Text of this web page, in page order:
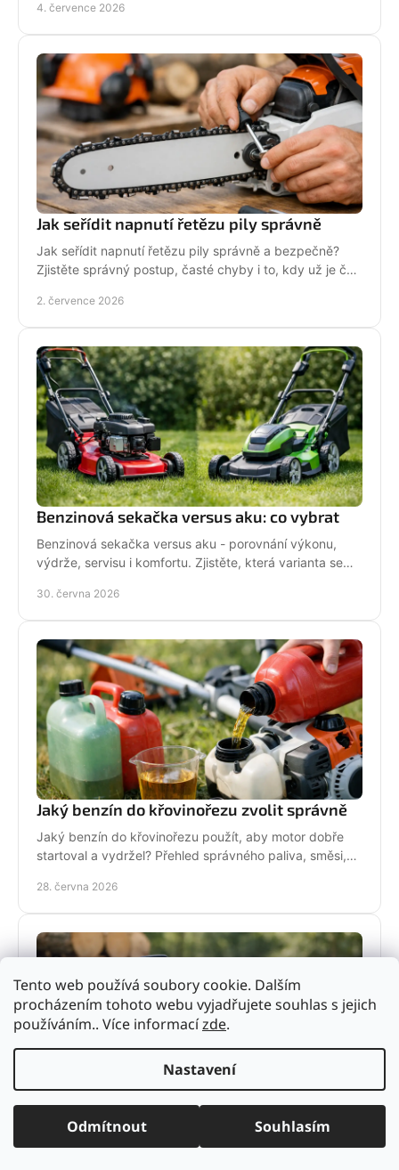
Tento web používá soubory cookie. Dalším
procházením tohoto webu vyjadřujete souhlas s jejich
používáním.. Více informacízde.
Nastavení
Odmítnout Souhlasím
4. července 2026
Jak seřídit napnutí řetězu pily správně
Jak seřídit napnutí řetězu pily správně a bezpečně?
Zjistěte správný postup, časté chyby i to, kdy už je čas
2. července 2026
Benzinová sekačka versus aku: co vybrat
Benzinová sekačka versus aku - porovnání výkonu,
výdrže, servisu i komfortu. Zjistěte, která varianta se
30. června 2026
Jaký benzín do křovinořezu zvolit správně
Jaký benzín do křovinořezu použít, aby motor dobře
startoval a vydržel? Přehled správného paliva, směsi,
28. června 2026
Benzínová vs aku motorová pila: co vybrat
Benzínová vs aku motorová pila - srovnání výkonu,
výdrže, údržby i ceny. Zjistěte, která pila se hodí na